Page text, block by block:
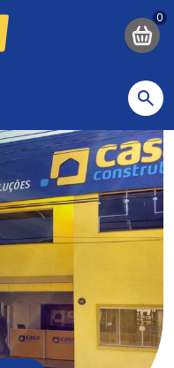
principal